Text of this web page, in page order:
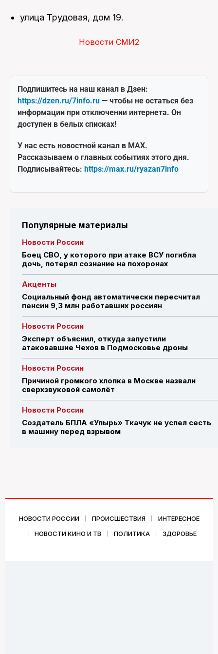
улица Трудовая, дом 19.
Новости СМИ2
Подпишитесь на наш канал в Дзен:
https://dzen.ru/7info.ru — чтобы не остаться без
информации при отключении интернета. Он
доступен в белых списках!
У нас есть новостной канал в MAX.
Рассказываем о главных событиях этого дня.
Подписывайтесь: https://max.ru/ryazan7info
Популярные материалы
Новости России
Боец СВО, у которого при атаке ВСУ погибла
дочь, потерял сознание на похоронах
Акценты
Социальный фонд автоматически пересчитал
пенсии 9,3 млн работавших россиян
Новости России
Эксперт объяснил, откуда запустили
атаковавшие Чехов в Подмосковье дроны
Новости России
Причиной громкого хлопка в Москве назвали
сверхзвуковой самолёт
Новости России
Создатель БПЛА «Упырь» Ткачук не успел сесть
в машину перед взрывом
НОВОСТИ РОССИИ ПРОИСШЕСТВИЯ
ИНТЕРЕСНОЕ
НОВОСТИ КИНО И ТВ
ПОЛИТИКА ЗДОРОВЬЕ